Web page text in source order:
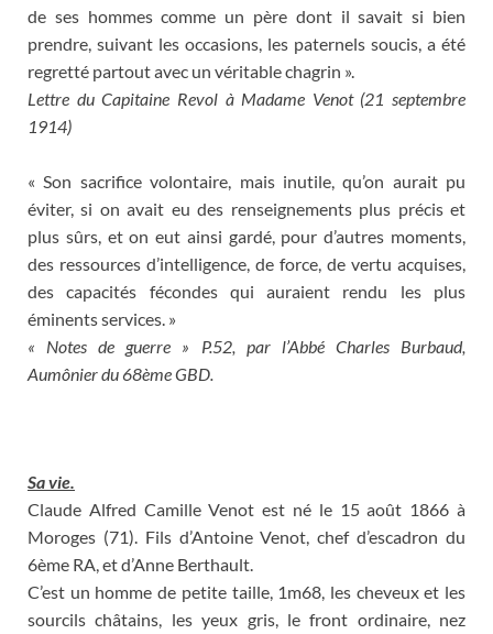
de ses hommes comme un père dont il savait si bien
prendre, suivant les occasions, les paternels soucis, a été
regretté partout avec un véritable chagrin ».
Lettre du Capitaine Revol à Madame Venot (21 septembre
1914)
« Son sacrifice volontaire, mais inutile, qu’on aurait pu
éviter, si on avait eu des renseignements plus précis et
plus sûrs, et on eut ainsi gardé, pour d’autres moments,
des ressources d’intelligence, de force, de vertu acquises,
des capacités fécondes qui auraient rendu les plus
éminents services. »
« Notes de guerre » P.52, par l’Abbé Charles Burbaud,
Aumônier du 68ème GBD.
Sa vie.
Claude Alfred Camille Venot est né le 15 août 1866 à
Moroges (71). Fils d’Antoine Venot, chef d’escadron du
6ème RA, et d’Anne Berthault.
C’est un homme de petite taille, 1m68, les cheveux et les
sourcils châtains, les yeux gris, le front ordinaire, nez